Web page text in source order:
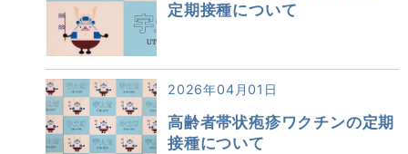
定期接種について
2026年04月01日
高齢者帯状疱疹ワクチンの定期
接種について